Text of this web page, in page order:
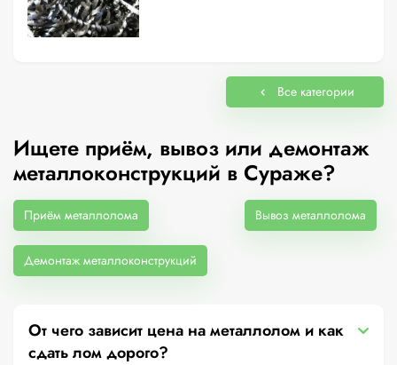
Все категории
Ищете приём, вывоз или демонтаж
металлоконструкций в Сураже?
Приём металлолома Вывоз металлолома
Демонтаж металлоконструкций
От чего зависит цена на металлолом и как
сдать лом дорого?